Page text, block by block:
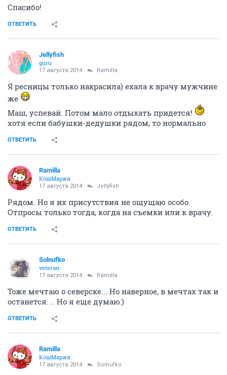
Спасибо!
ОТВЕТИТЬ
Jellyfish
guru
17 августа 2014 Ramilla
Я ресницы только накрасила) ехала к врачу мужчине
же
Маш, успевай. Потом мало отдыхать придется!
хотя если бабушки-дедушки рядом, то нормально
ОТВЕТИТЬ
Ramilla
КошМария
17 августа 2014 Jellyfish
Рядом. Но я их присутствия не ощущаю особо.
Отпросы только тогда, когда на съемки или к врачу.
ОТВЕТИТЬ
Solnufko
veteran
17 августа 2014 Ramilla
Тоже мечтаю о северске... Но наверное, в мечтах так и
останется. .. Но я еще думаю:)
ОТВЕТИТЬ
Ramilla
КошМария
17 августа 2014 Solnufko